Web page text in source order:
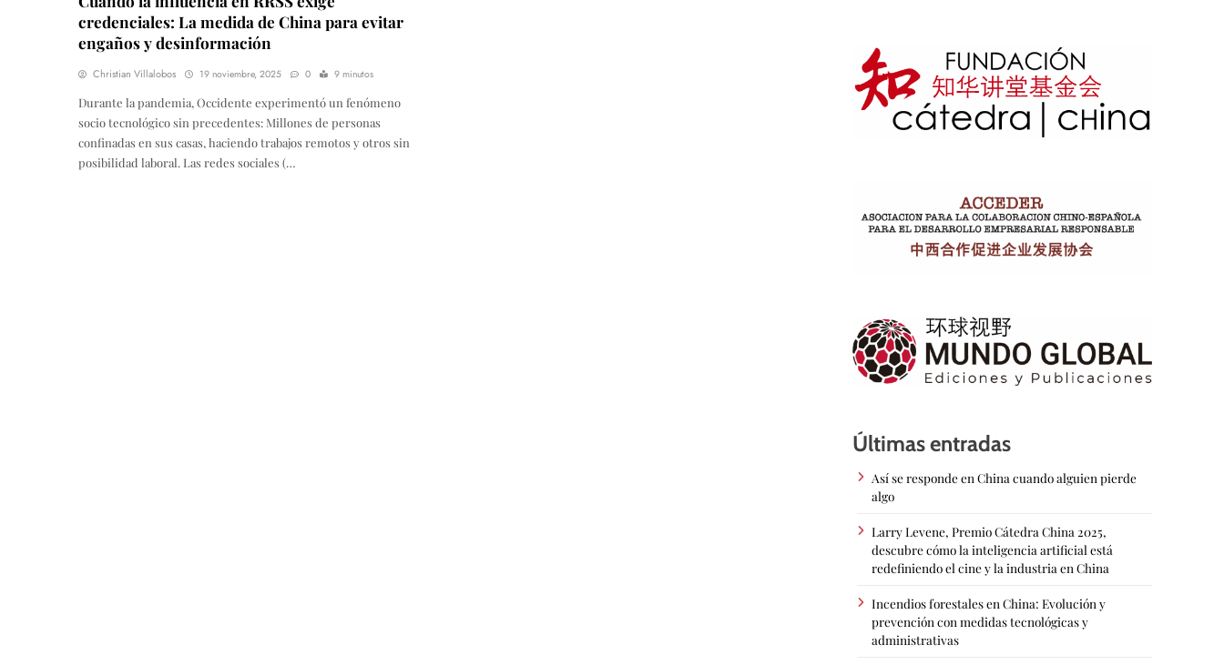
credenciales: La medida de China para evitar
engaños y desinformación
Christian Villalobos 19 noviembre, 2025 0 9 minutos
Durante la pandemia, Occidente experimentó un fenómeno
socio tecnológico sin precedentes: Millones de personas
confinadas en sus casas, haciendo trabajos remotos y otros sin
posibilidad laboral. Las redes sociales (…
Últimas entradas
Así se responde en China cuando alguien pierde
algo
Larry Levene, Premio Cátedra China 2025,
descubre cómo la inteligencia artificial está
redefiniendo el cine y la industria en China
Incendios forestales en China: Evolución y
prevención con medidas tecnológicas y
administrativas